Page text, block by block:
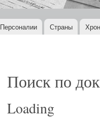
Персоналии Страны
Поиск по
Loading